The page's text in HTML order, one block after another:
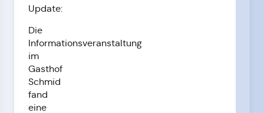
Update:
Die
Informationsveranstaltung
im
Gasthof
Schmid
fand
eine